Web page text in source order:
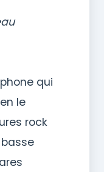
qui
le
rock